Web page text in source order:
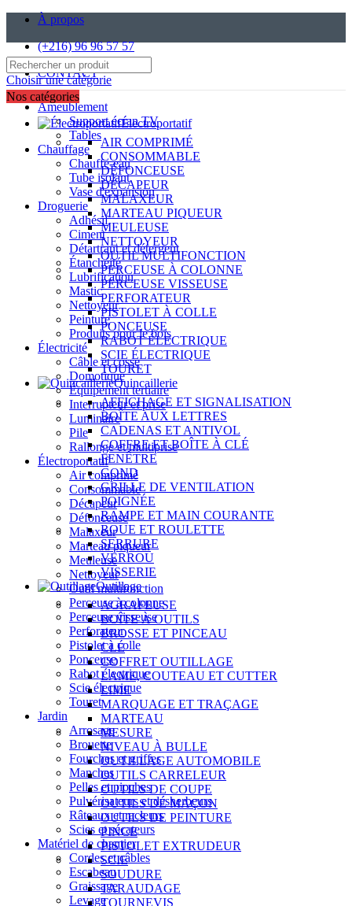
À propos
(+216) 96 96 57 57
CONTACT
Choisir une catégorie
Ameublement
Support écran TV
Tables
Chauffage
Chauffe-eau
Tube isolant
Vase d'expansion
Droguerie
Adhésif
Ciment
Détartrant et détergent
Étanchéité
Lubrification
Mastic
Nettoyeur
Peinture
Produits pour le bois
Électricité
Câble et cosse
Domotique
Équipement tertiaire
Interrupteur et prise
Luminaire
Pile
Rallonge et multiprise
Électroportatif
Air comprimé
Consommable
Décapeur
Défonceuse
Malaxeur
Marteau piqueur
Meuleuse
Nettoyeur
Outil multifonction
Perceuse à colonne
Perceuse visseuse
Perforateur
Pistolet à colle
Ponceuse
Rabot électrique
Scie électrique
Touret
Jardin
Arrosage
Brouette
Fourches et griffes
Manches
Pelles et pioches
Pulvérisateurs et désherbeurs
Râteaux et racleurs
Scies et sécateurs
Matériel de chantier
Cordes et câbles
Escabeau
Graissage
Levage
Nos catégories
Électroportatif
AIR COMPRIMÉ
CONSOMMABLE
DÉFONCEUSE
DÉCAPEUR
MALAXEUR
MARTEAU PIQUEUR
MEULEUSE
NETTOYEUR
OUTIL MULTIFONCTION
PERCEUSE À COLONNE
PERCEUSE VISSEUSE
PERFORATEUR
PISTOLET À COLLE
PONCEUSE
RABOT ÉLECTRIQUE
SCIE ÉLECTRIQUE
TOURET
Quincaillerie
AFFICHAGE ET SIGNALISATION
BOÎTE AUX LETTRES
CADENAS ET ANTIVOL
COFFRE ET BOÎTE À CLÉ
FENÊTRE
GOND
GRILLE DE VENTILATION
POIGNÉE
RAMPE ET MAIN COURANTE
ROUE ET ROULETTE
SERRURE
VERROU
VISSERIE
Outillage
AGRAFEUSE
BOÎTE À OUTILS
BROSSE ET PINCEAU
CLÉ
COFFRET OUTILLAGE
LAME, COUTEAU ET CUTTER
LIME
MARQUAGE ET TRAÇAGE
MARTEAU
MESURE
NIVEAU À BULLE
OUTILLAGE AUTOMOBILE
OUTILS CARRELEUR
OUTILS DE COUPE
OUTILS DE MAÇON
OUTILS DE PEINTURE
PINCE
PISTOLET EXTRUDEUR
SCIE
SOUDURE
TARAUDAGE
TOURNEVIS